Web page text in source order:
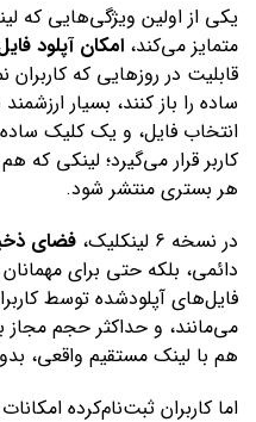
یکی از اولین ویژگی‌هایی که
متمایز می‌کند، امکان آپلود
قابلیت در روزهایی که
ساده را باز کنند، بسیار
انتخاب فایل، و یک کلیک
کاربر قرار می‌گیرد؛ لینکی که
هر بستری منتشر شود.
در نسخه 6 لینکلیک،
فضای
دائمی، بلکه حتی برای
هم با لینک مستقیم واقعی،
اما کاربران ثبت‌نام‌کرده